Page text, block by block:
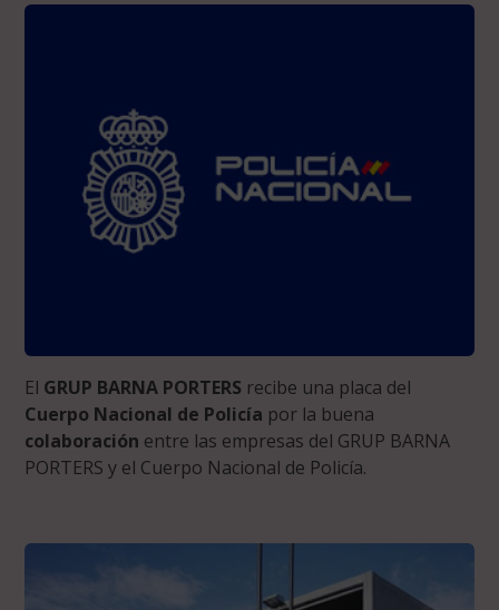
El GRUP BARNA PORTERS recibe una placa del
Cuerpo Nacional de Policía por la buena
colaboración entre las empresas del GRUP BARNA
PORTERS y el Cuerpo Nacional de Policía.